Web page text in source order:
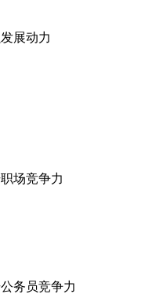
展动力
场竞争力
务员竞争力